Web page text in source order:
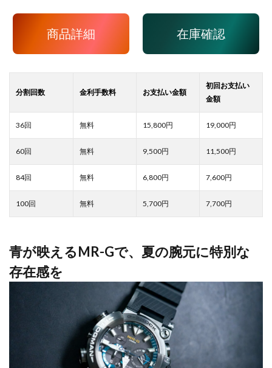
商品詳細 在庫確認
15,800 19,000
9,500 11,500
6,800 7,600
5,700 7,700
青が映えるMR-Gで、夏の腕元に特別な
存在感を